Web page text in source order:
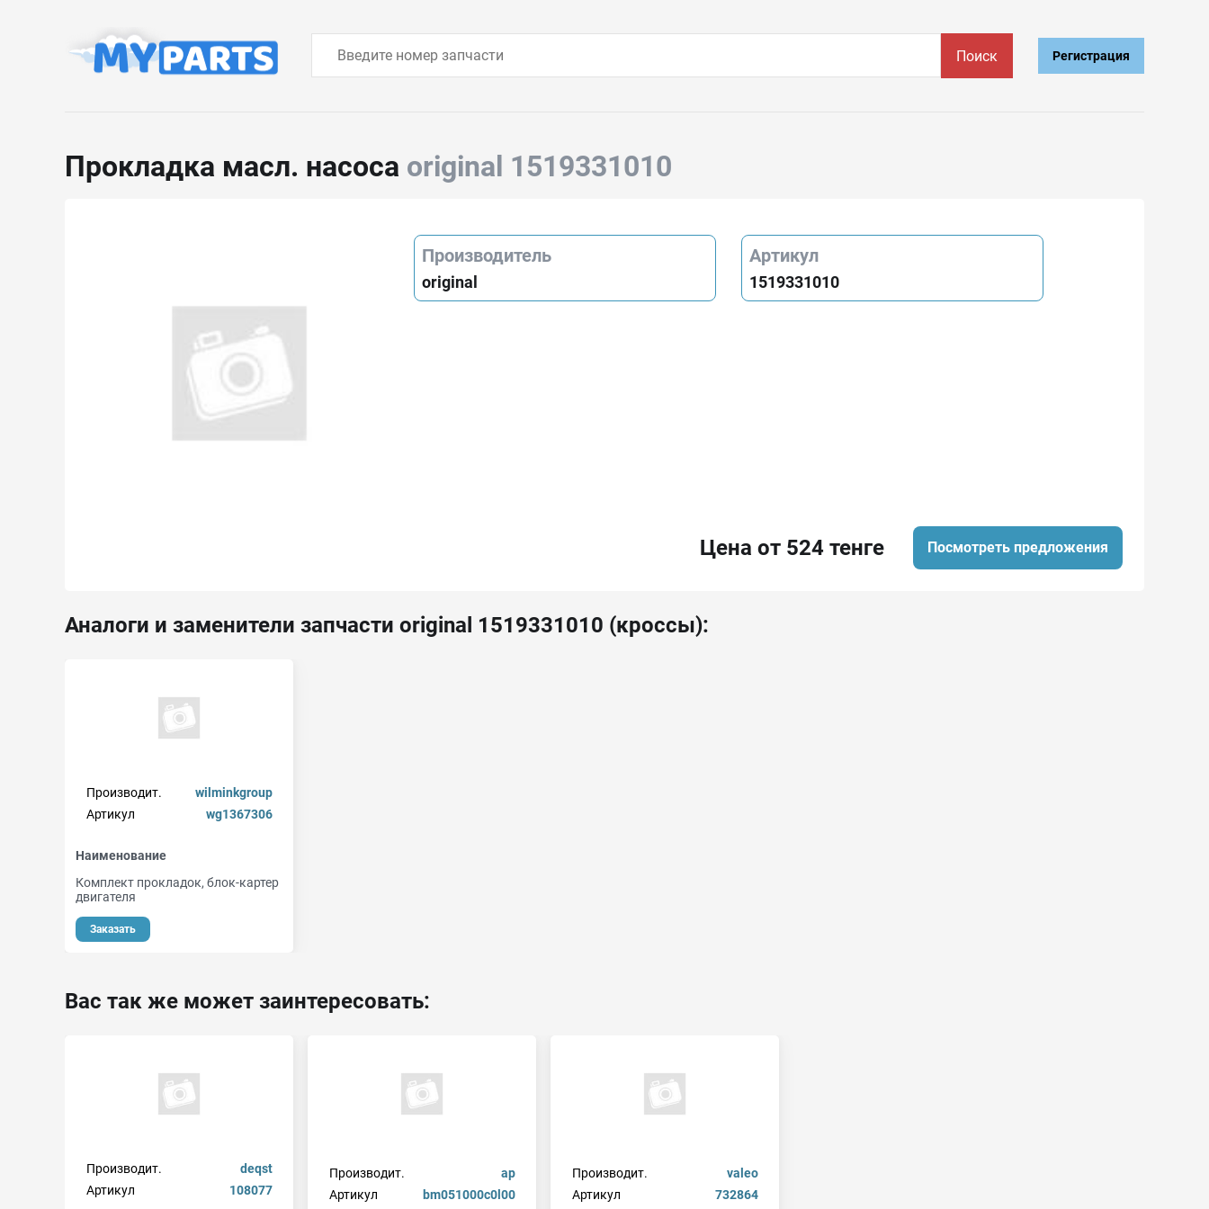
Поиск Регистрация
Прокладка масл. насоса original 1519331010
Производитель
original
Артикул
1519331010
Цена от 524 тенге Посмотреть предложения
Аналоги и заменители запчасти original 1519331010 (кроссы):
Производит.
wilminkgroup
Артикул
wg1367306
Наименование
Комплект прокладок, блок-картер
двигателя
Заказать
Вас так же может заинтересовать:
Производит.
deqst
Артикул
108077
Производит.
ap
Артикул
bm051000c0l00
Производит.
valeo
Артикул
732864